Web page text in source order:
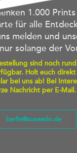
1.000
für alle
melden und
solange der
sind noch
Holt euch direkt
bei uns ab! Bei
Nachricht per E-Mail.
berlin@suxeedo.de